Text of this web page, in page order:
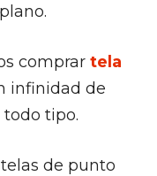
comprar tela
infinidad de
tipo.
de punto